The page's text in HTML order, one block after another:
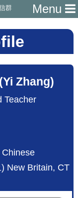
Menu
群
(Yi Zhang)
Teacher
New Britain, CT